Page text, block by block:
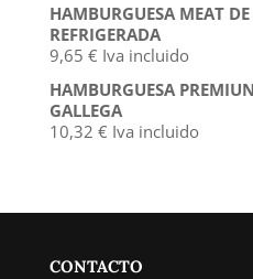
HAMBURGUESA MEAT
REFRIGERADA
9,65 € Iva incluido
HAMBURGUESA
GALLEGA
10,32 € Iva incluido
CONTACTO